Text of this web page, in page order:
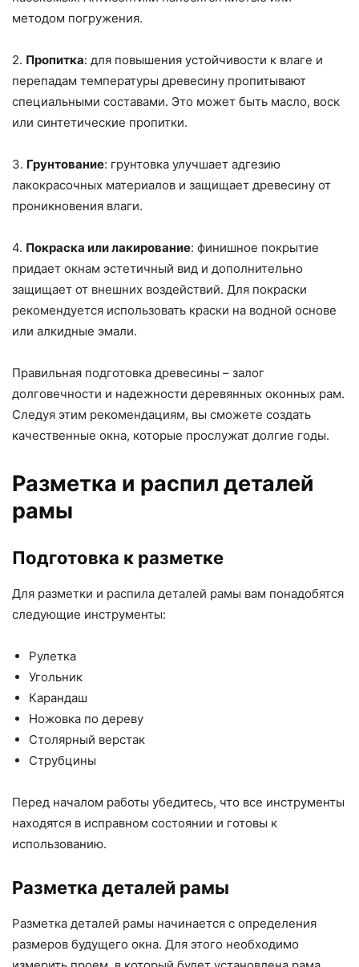
методом погружения.
2. Пропитка: для повышения устойчивости к влаге и
перепадам температуры древесину пропитывают
специальными составами. Это может быть масло, воск
или синтетические пропитки.
3. Грунтование: грунтовка улучшает адгезию
лакокрасочных материалов и защищает древесину от
проникновения влаги.
4. Покраска или лакирование: финишное покрытие
придает окнам эстетичный вид и дополнительно
защищает от внешних воздействий. Для покраски
рекомендуется использовать краски на водной основе
или алкидные эмали.
Правильная подготовка древесины – залог
долговечности и надежности деревянных оконных рам.
Следуя этим рекомендациям, вы сможете создать
качественные окна, которые прослужат долгие годы.
Разметка и распил деталей
рамы
Подготовка к разметке
Для разметки и распила деталей рамы вам понадобятся
следующие инструменты:
Рулетка
Угольник
Карандаш
Ножовка по дереву
Столярный верстак
Струбцины
Перед началом работы убедитесь, что все инструменты
находятся в исправном состоянии и готовы к
использованию.
Разметка деталей рамы
Разметка деталей рамы начинается с определения
размеров будущего окна. Для этого необходимо